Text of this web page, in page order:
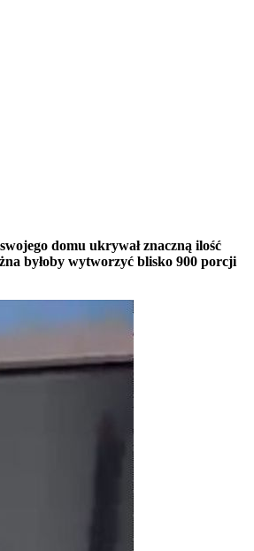
domu ukrywał znaczną ilość
byłoby wytworzyć blisko 900 porcji